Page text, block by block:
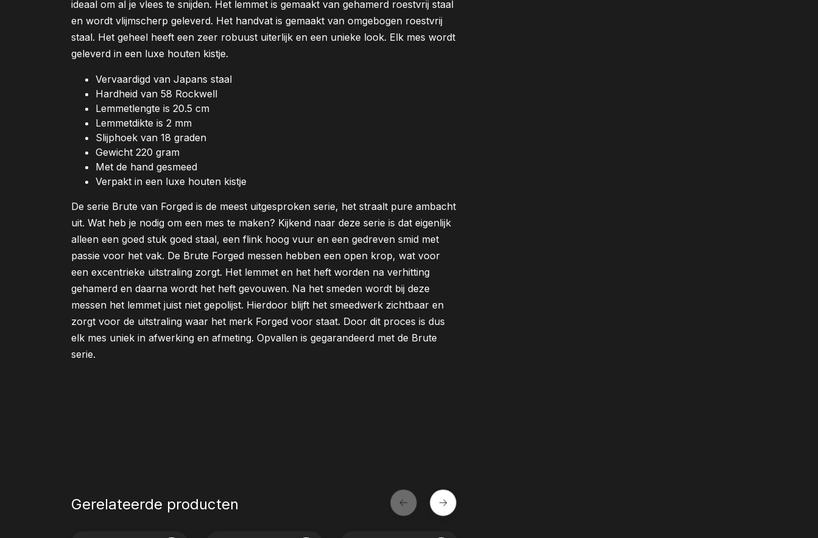
ideaal om al je vlees te snijden. Het lemmet is gemaakt van gehamerd roestvrij staal
en wordt vlijmscherp geleverd. Het handvat is gemaakt van omgebogen roestvrij
staal. Het geheel heeft een zeer robuust uiterlijk en een unieke look. Elk mes wordt
geleverd in een luxe houten kistje.
Vervaardigd van Japans staal
Hardheid van 58 Rockwell
Lemmetlengte is 20.5 cm
Lemmetdikte is 2 mm
Slijphoek van 18 graden
Gewicht 220 gram
Met de hand gesmeed
Verpakt in een luxe houten kistje
De serie Brute van Forged is de meest uitgesproken serie, het straalt pure ambacht
uit. Wat heb je nodig om een mes te maken? Kijkend naar deze serie is dat eigenlijk
alleen een goed stuk goed staal, een flink hoog vuur en een gedreven smid met
passie voor het vak. De Brute Forged messen hebben een open krop, wat voor
een excentrieke uitstraling zorgt. Het lemmet en het heft worden na verhitting
gehamerd en daarna wordt het heft gevouwen. Na het smeden wordt bij deze
messen het lemmet juist niet gepolijst. Hierdoor blijft het smeedwerk zichtbaar en
zorgt voor de uitstraling waar het merk Forged voor staat. Door dit proces is dus
elk mes uniek in afwerking en afmeting. Opvallen is gegarandeerd met de Brute
serie.
Gerelateerde producten